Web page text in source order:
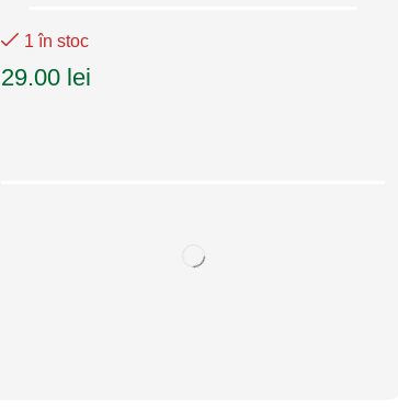
1 în stoc
29.00 lei